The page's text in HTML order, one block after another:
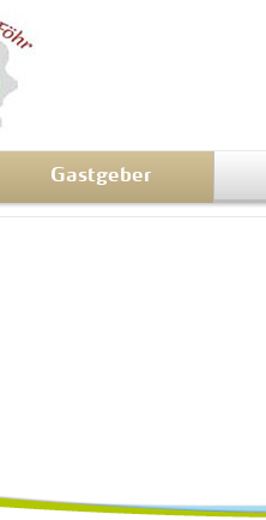
Gastgeber